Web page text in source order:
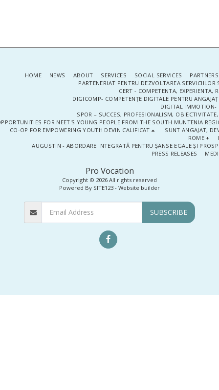
Pro Vocation
Copyright © 2026 All rights reserved
Powered By SITE123 - Website builder
HOME NEWS ABOUT SERVICES SOCIAL SERVICES
PARTENERIAT PENTRU DEZVOLTAREA SERVICIILOR
CERT - COMPETENTA, EXPERIENTA,
DIGICOMP- COMPETENȚE DIGITALE PENTRU
DIGITAL IMMOTION-
SPOR – SUCCES, PROFESIONALISM,
FOR NEET'S YOUNG PEOPLE FROM THE SOUTH MUNTENIA
CO-OP FOR EMPOWERING YOUTH DEVIN CALIFICAT
SUNT ANGAJAT,
ROME +
AUGUSTIN - ABORDARE INTEGRATĂ PENTRU ȘANSE EGALE ȘI
PRESS RELEASES
SUBSCRIBE